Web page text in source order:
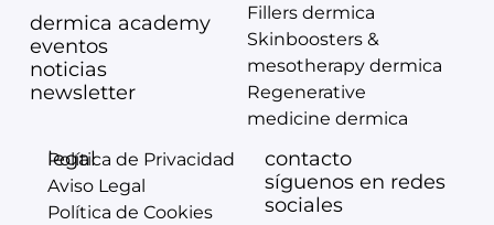
dermica academy
eventos
noticias
newsletter
Fillers dermica
Skinboosters &
mesotherapy dermica
Regenerative
medicine dermica
legal
Política de Privacidad
Aviso Legal
Política de Cookies
contacto
síguenos en redes
sociales